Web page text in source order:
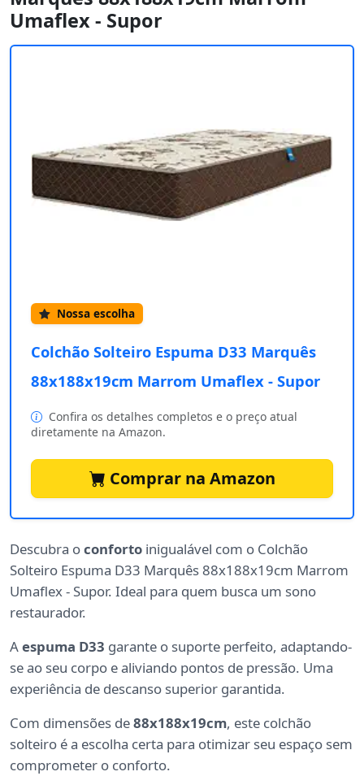
Umaflex - Supor
Nossa escolha
Colchão Solteiro Espuma D33 Marquês
88x188x19cm Marrom Umaflex - Supor
Confira os detalhes completos e o preço atual
diretamente na Amazon.
Comprar na Amazon
Descubra oconforto inigualável com o Colchão
Solteiro Espuma D33 Marquês 88x188x19cm Marrom
Umaflex - Supor. Ideal para quem busca um sono
restaurador.
Aespuma D33 garante o suporte perfeito, adaptando-
se ao seu corpo e aliviando pontos de pressão. Uma
experiência de descanso superior garantida.
Com dimensões de88x188x19cm, este colchão
solteiro é a escolha certa para otimizar seu espaço sem
comprometer o conforto.